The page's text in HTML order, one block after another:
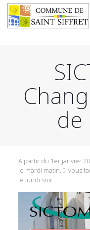
de
A partir du 1er janvier
le mardi matin. Il vous
le lundi soir.